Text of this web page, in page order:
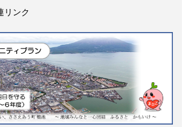
リンク